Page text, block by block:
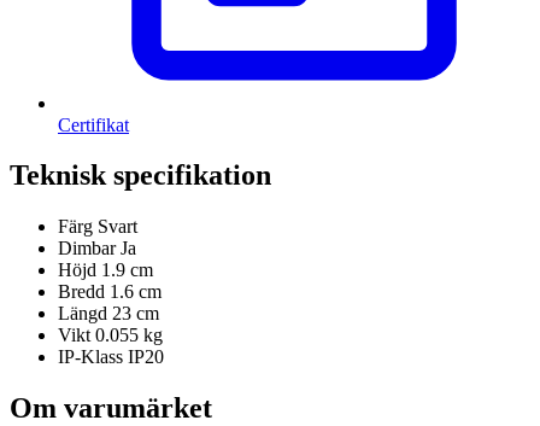
Certifikat
Teknisk specifikation
Färg Svart
DimbarJa
Höjd 1.9 cm
Bredd 1.6 cm
Längd 23 cm
Vikt 0.055 kg
IP-Klass IP20
Om varumärket